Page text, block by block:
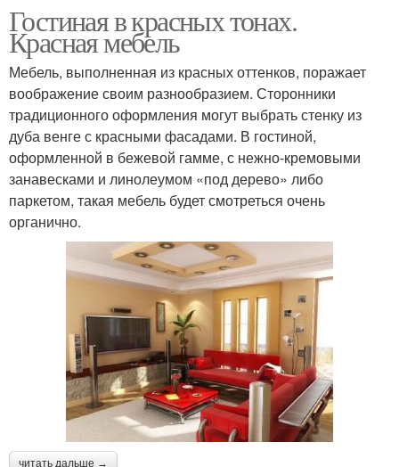
Гостиная в красных тонах.
Красная мебель
Мебель, выполненная из красных оттенков, поражает
воображение своим разнообразием. Сторонники
традиционного оформления могут выбрать стенку из
дуба венге с красными фасадами. В гостиной,
оформленной в бежевой гамме, с нежно-кремовыми
занавесками и линолеумом «под дерево» либо
паркетом, такая мебель будет смотреться очень
органично.
читать дальше →